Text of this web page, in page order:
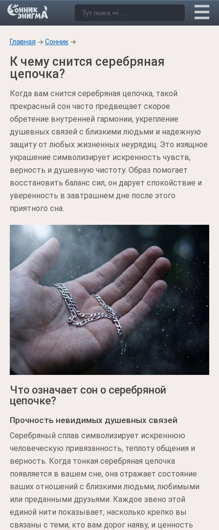
Главная → Сонник →
К чему снится серебряная
цепочка?
Когда вам снится серебряная цепочка, такой
прекрасный сон часто предвещает скорое
обретение внутренней гармонии, укрепление
душевных связей с близкими людьми и надежную
защиту от любых жизненных неурядиц. Это изящное
украшение символизирует искренность чувств,
верность и душевную чистоту. Образ помогает
восстановить баланс сил, он дарует спокойствие и
уверенность в завтрашнем дне после этого
приятного сна.
Что означает сон о серебряной
цепочке?
Прочность невидимых душевных связей
Серебряный сплав символизирует искреннюю
человеческую привязанность, теплоту общения и
верность. Когда тонкая серебряная цепочка
появляется в вашем сне, она отражает состояние
ваших отношений с близкими людьми, любимыми
или преданными друзьями. Каждое звено этой
единой нити показывает, насколько крепко вы
связаны с теми, кто вам дорог наяву, и ценность